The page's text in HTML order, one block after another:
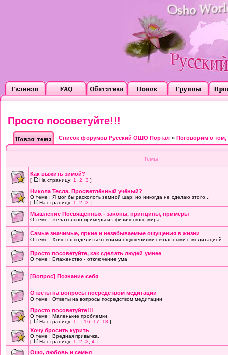
Просто посоветуйте!!!
Список форумов Русский ОШО Портал » Поговорим о том,
Темы
Как выжить зимой?
[ На страницу: 1 2 3 ]
Никола Тесла. Просветлённый учёный?
О теме : Я мог бы расколоть земной шар, но никогда не сделаю этого...
[
На страницу: 1 2 3 ]
Мышление Посвященных - законы, принципы, примеры
О теме : желательно примеры из физического мира
Самые значимые, яркие и незабываемые ощущения в жизни
О теме : Хочется поделиться своими ощущениями связанными с медитацией
Просто посоветуйте, как сделать людей умнее
О теме : Блаженство - отключение ума
[Вопрос] Познание себя
Ответы на вопросы посредством медитации
О теме : Ответы на вопросы посредством медитации
Просто посоветуйте!!!
О теме : Маленькие проблемки.
[
На страницу: 1 16 17 18 ]
Хочу бросить курить
О теме : Вредная привычка.
[
На страницу: 1 2 3 4 ]
Ошо, любовь и семья